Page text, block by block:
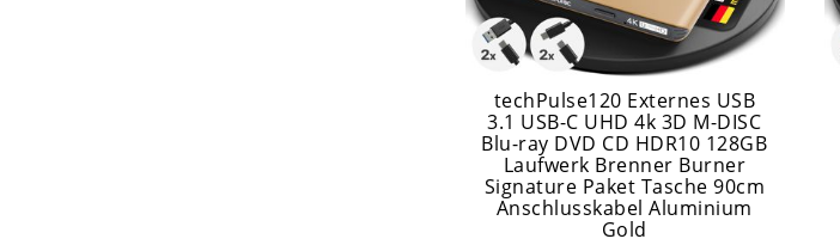
techPulse120 Externes USB
3.1 USB-C UHD 4k 3D M-DISC
Blu-ray DVD CD HDR10 128GB
Laufwerk Brenner Burner
Signature Paket Tasche 90cm
Anschlusskabel Aluminium
Gold